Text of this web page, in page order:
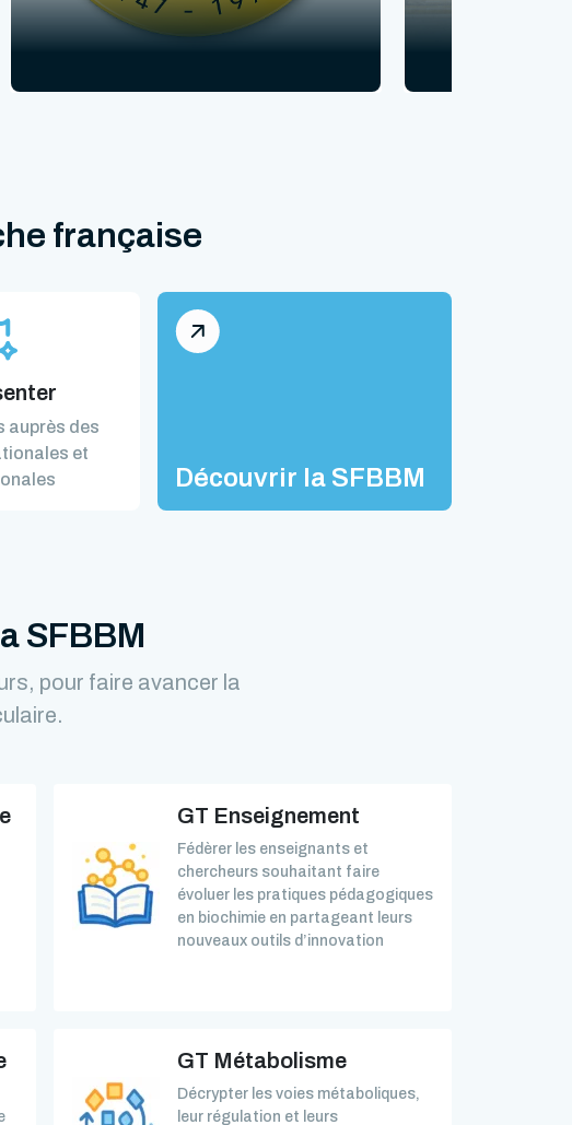
française
auprès des
et
Découvrir la SFBBM
SFBBM
pour faire avancer la
GT Enseignement
Fédèrer les enseignants et
chercheurs souhaitant faire
évoluer les pratiques pédagogiques
en biochimie en partageant leurs
nouveaux outils d’innovation
GT Métabolisme
Décrypter les voies métaboliques,
leur régulation et leurs